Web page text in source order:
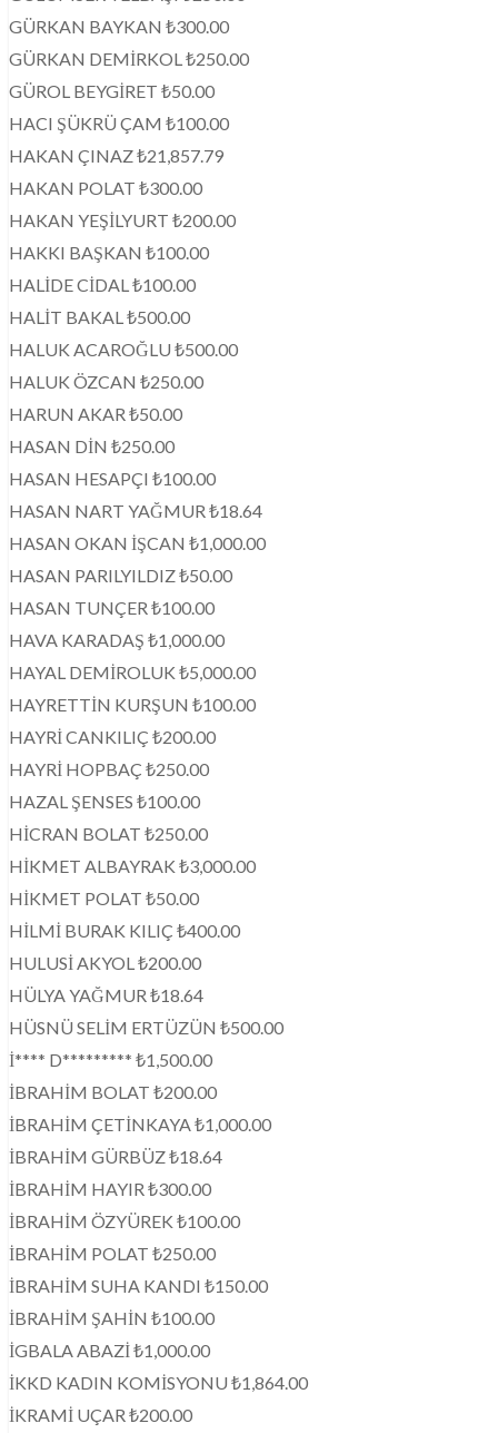
GÜRKAN BAYKAN ₺300.00
GÜRKAN DEMİRKOL ₺250.00
GÜROL BEYGİRET ₺50.00
HACI ŞÜKRÜ ÇAM ₺100.00
HAKAN ÇINAZ ₺21,857.79
HAKAN POLAT ₺300.00
HAKAN YEŞİLYURT ₺200.00
HAKKI BAŞKAN ₺100.00
HALİDE CİDAL ₺100.00
HALİT BAKAL ₺500.00
HALUK ACAROĞLU ₺500.00
HALUK ÖZCAN ₺250.00
HARUN AKAR ₺50.00
HASAN DİN ₺250.00
HASAN HESAPÇI ₺100.00
HASAN NART YAĞMUR ₺18.64
HASAN OKAN İŞCAN ₺1,000.00
HASAN PARILYILDIZ ₺50.00
HASAN TUNÇER ₺100.00
HAVA KARADAŞ ₺1,000.00
HAYAL DEMİROLUK ₺5,000.00
HAYRETTİN KURŞUN ₺100.00
HAYRİ CANKILIÇ ₺200.00
HAYRİ HOPBAÇ ₺250.00
HAZAL ŞENSES ₺100.00
HİCRAN BOLAT ₺250.00
HİKMET ALBAYRAK ₺3,000.00
HİKMET POLAT ₺50.00
HİLMİ BURAK KILIÇ ₺400.00
HULUSİ AKYOL ₺200.00
HÜLYA YAĞMUR ₺18.64
HÜSNÜ SELİM ERTÜZÜN ₺500.00
İ**** D********* ₺1,500.00
İBRAHİM BOLAT ₺200.00
İBRAHİM ÇETİNKAYA ₺1,000.00
İBRAHİM GÜRBÜZ ₺18.64
İBRAHİM HAYIR ₺300.00
İBRAHİM ÖZYÜREK ₺100.00
İBRAHİM POLAT ₺250.00
İBRAHİM SUHA KANDI ₺150.00
İBRAHİM ŞAHİN ₺100.00
İGBALA ABAZİ ₺1,000.00
İKKD KADIN KOMİSYONU ₺1,864.00
İKRAMİ UÇAR ₺200.00